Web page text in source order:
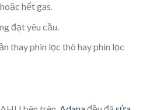
hết gas.
đạt yêu cầu.
thay phin lọc thô hay phin lọc